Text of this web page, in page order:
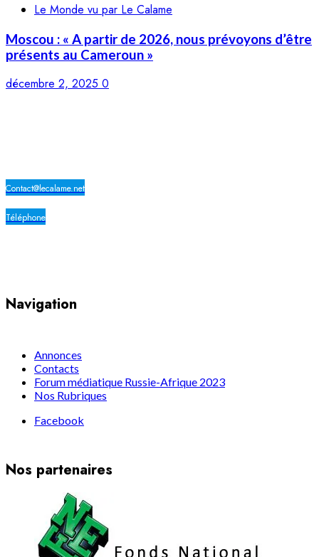
Le Monde vu par Le Calame
Moscou : « A partir de 2026, nous prévoyons d’être
présents au Cameroun »
décembre 2, 2025 0
Contact@lecalame.net
Téléphone
Navigation
Annonces
Contacts
Forum médiatique Russie-Afrique 2023
Nos Rubriques
Facebook
Nos partenaires